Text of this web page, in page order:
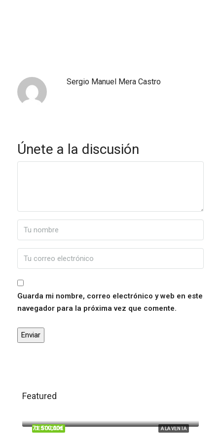
Sergio Manuel Mera Castro
Únete a la discusión
Guarda mi nombre, correo electrónico y web en este
navegador para la próxima vez que comente.
Featured
A LA VENTA
DESTACADO
71.500,00€